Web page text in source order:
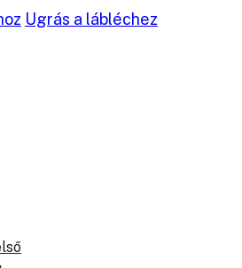
Ugrás a lábléchez